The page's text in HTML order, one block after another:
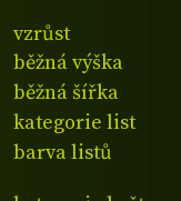
vzrůst
běžná výška
běžná šířka
kategorie list
barva listů